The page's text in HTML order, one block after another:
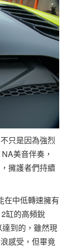
只是因為強烈
美音伴奏，
擁護者們持續
在中低轉速擁有
缸的高頻銳
到的，雖然現
感受，但畢竟